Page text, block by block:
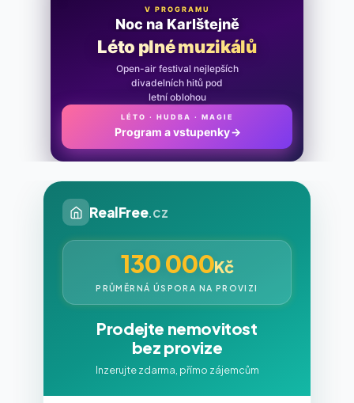
V PROGRAMU
Noc na Karlštejně
Léto plné muzikálů
Open-air festival nejlepších
divadelních hitů pod
letní oblohou
LÉTO · HUDBA · MAGIE
Program a vstupenky→
RealFree.cz
130 000Kč
PRŮMĚRNÁ ÚSPORA NA PROVIZI
Prodejte nemovitost
bez provize
Inzerujte zdarma, přímo zájemcům